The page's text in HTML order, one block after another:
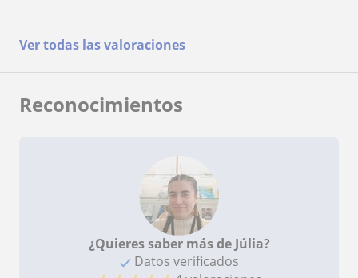
Ver todas las valoraciones
Reconocimientos
¿Quieres saber más de Júlia?
Datos verificados